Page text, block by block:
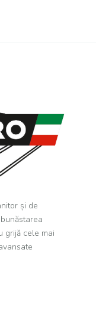
și de
grijă cele mai